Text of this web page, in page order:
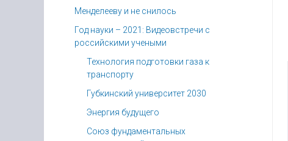
Менделееву и не снилось
Год науки – 2021: Видеовстречи с
российскими учеными
Технология подготовки газа к
транспорту
Губкинский университет 2030
Энергия будущего
Союз фундаментальных